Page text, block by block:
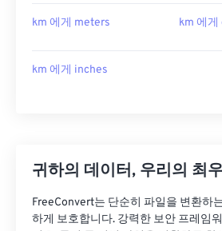
km 에게 meters km 에게
km 에게 inches
귀하의 데이터, 우리의 최
FreeConvert는 단순히 파일을 변환하
하게 보호합니다. 강력한 보안 프레임